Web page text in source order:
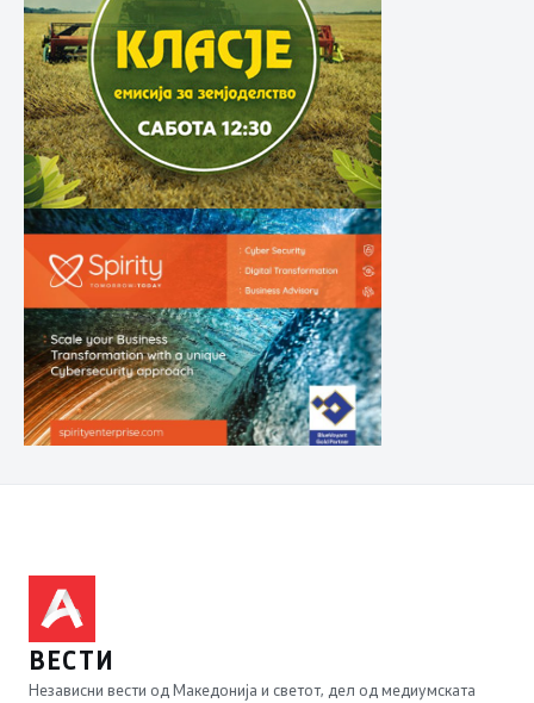
ВЕСТИ
Независни вести од Македонија и светот, дел од медиумската